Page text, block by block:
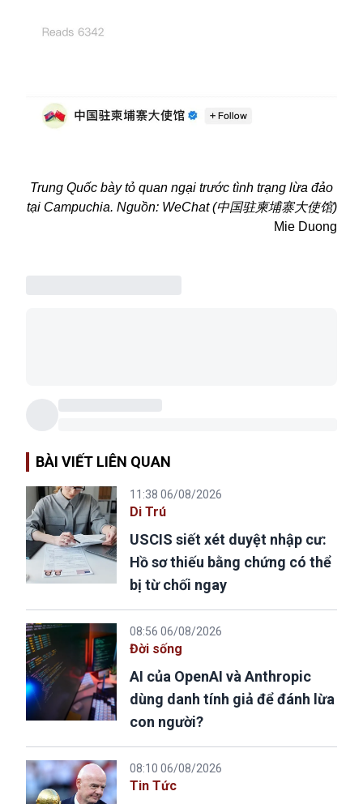
Trung Quốc bày tỏ quan ngại trước tình trạng lừa đảo
tại Campuchia. Nguồn: WeChat (中国驻柬埔寨大使馆)
Mie Duong
BÀI VIẾT LIÊN QUAN
11:38 06/08/2026
Di Trú
USCIS siết xét duyệt nhập cư:
Hồ sơ thiếu bằng chứng có thể
bị từ chối ngay
08:56 06/08/2026
Đời sống
AI của OpenAI và Anthropic
dùng danh tính giả để đánh lừa
con người?
08:10 06/08/2026
Tin Tức